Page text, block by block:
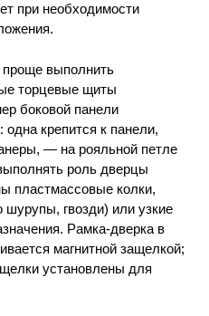
при необходимости
выполнить
торцевые щиты
боковой панели
одна крепится к панели,
— на рояльной петле
роль дверцы
пластмассовые колки,
гвозди) или узкие
Рамка-дверка в
магнитной защелкой;
установлены для